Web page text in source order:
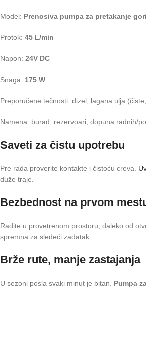
Model: Prenosiva pumpa za pretakanje
Protok: 45 L/min
Napon: 24V DC
Snaga: 175 W
Preporučene tečnosti: dizel, lagana ulja
Namena: burad, rezervoari, dopuna radnih/
Saveti za čistu upotrebu
Pre rada proverite kontakte i čistoću creva.
duže traje.
Bezbednost na prvom
Radite u provetrenom prostoru, daleko od
spremna za sledeći zadatak.
Brže rute, manje zastajanja
U sezoni posla svaki minut je bitan. Pumpa